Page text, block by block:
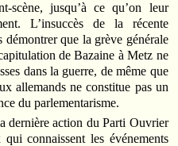
scène, jusqu’à ce qu’on leur
L’insuccès de la récente
démontrer que la grève générale
de Bazaine à Metz ne
dans la guerre, de même que
allemands ne constitue pas un
du parlementarisme.
dernière action du Parti Ouvrier
connaissent les événements